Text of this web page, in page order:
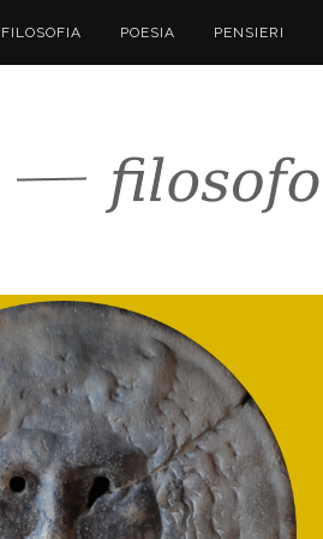
FILOSOFIA POESIA PENSIERI